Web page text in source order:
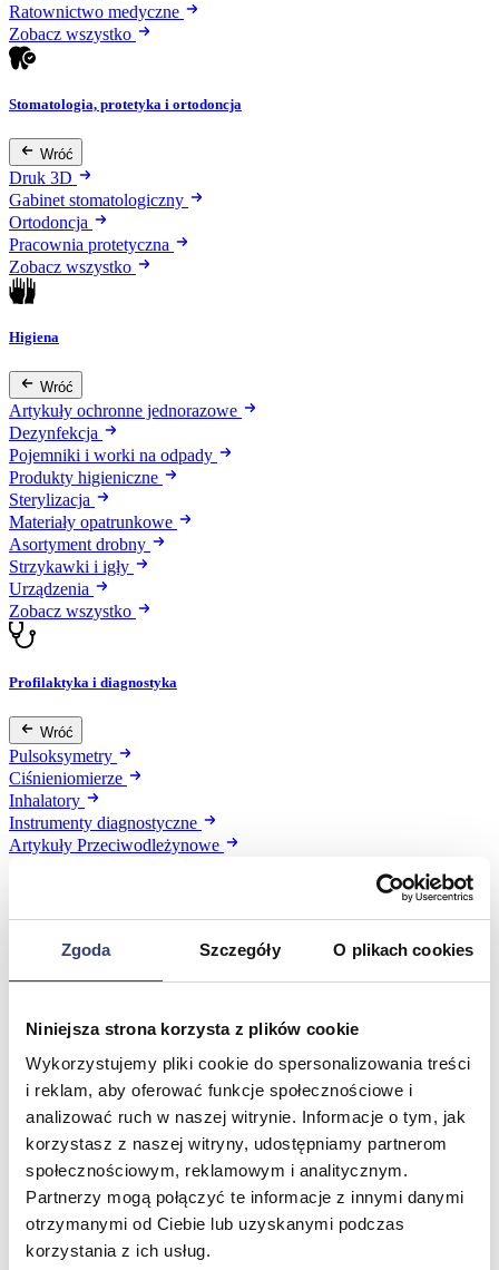
Zgoda Szczegóły O plikach cookies
Niniejsza strona korzysta z plików cookie
Wykorzystujemy pliki cookie do spersonalizowania treści
i reklam, aby oferować funkcje społecznościowe i
analizować ruch w naszej witrynie. Informacje o tym, jak
korzystasz z naszej witryny, udostępniamy partnerom
społecznościowym, reklamowym i analitycznym.
Partnerzy mogą połączyć te informacje z innymi danymi
otrzymanymi od Ciebie lub uzyskanymi podczas
korzystania z ich usług.
Ratownictwo medyczne
Zobacz wszystko
Stomatologia, protetyka i ortodoncja
Wróć
Druk 3D
Gabinet stomatologiczny
Ortodoncja
Pracownia protetyczna
Zobacz wszystko
Higiena
Wróć
Artykuły ochronne jednorazowe
Dezynfekcja
Pojemniki i worki na odpady
Produkty higieniczne
Sterylizacja
Materiały opatrunkowe
Asortyment drobny
Strzykawki i igły
Urządzenia
Zobacz wszystko
Profilaktyka i diagnostyka
Wróć
Pulsoksymetry
Ciśnieniomierze
Inhalatory
Instrumenty diagnostyczne
Artykuły Przeciwodleżynowe
Meble medyczne
Wróć
Kozetki
Pielęgnacja mebli
Taborety i krzesła
Stoły
Parawany
Fotele
Zobacz wszystko
Spa & Wellness